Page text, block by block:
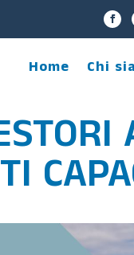
Home Chi